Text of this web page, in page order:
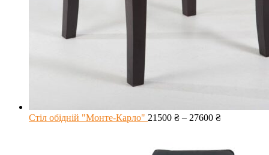
Стіл обідній "Монте-Карло" 21500 ₴ – 27600 ₴